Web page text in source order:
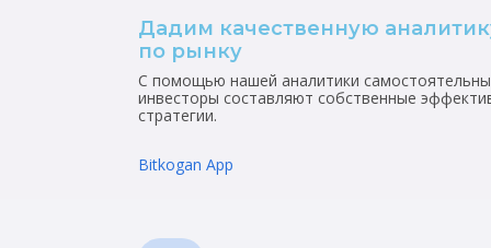
Дадим качественную
по рынку
С помощью нашей аналитики
инвесторы составляют собственные
стратегии.
Bitkogan App